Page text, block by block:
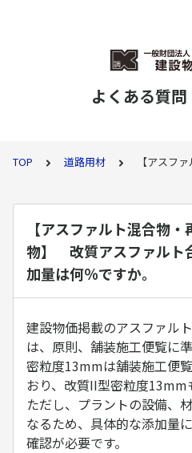
よくある質
TOP 道路用材 【アスフ
【アスファルト混合物
物】 改質アスファルト
加量は何％ですか。
建設物価掲載のアスファル
は、原則、舗装施工便覧に
密粒度13mmは舗装施工便
おり、改質II型密粒度13mm
ただし、プラントの設備、
なるため、具体的な添加量
確認が必要です。